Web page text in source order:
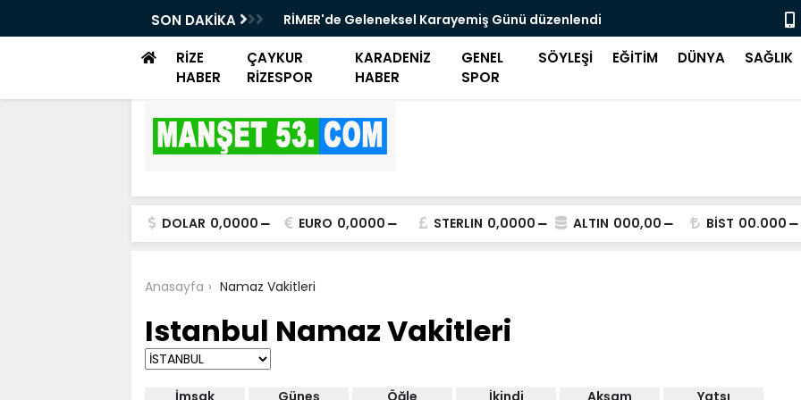
SON DAKİKA RİMER'de Geleneksel Karayemiş Günü düzenlendi
RİZE
HABER
ÇAYKUR
RİZESPOR
KARADENİZ
HABER
GENEL
SPOR
SÖYLEŞİ EĞİTİM DÜNYA SAĞLIK
DOLAR 0,0000 EURO 0,0000 STERLIN 0,0000 ALTIN 000,00 BİST 00.000
Anasayfa Namaz Vakitleri
Istanbul Namaz Vakitleri
İmsak Güneş Öğle İkindi Akşam Yatsı